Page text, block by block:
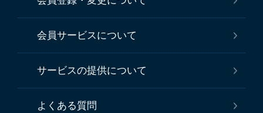
会員サービスについて
サービスの提供について
よくある質問